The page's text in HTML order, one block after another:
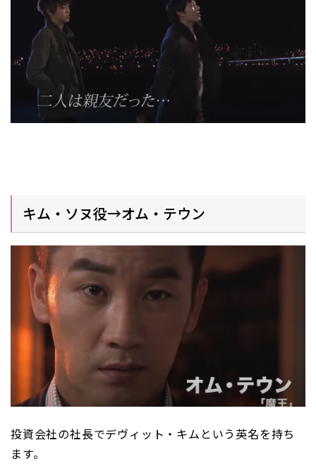
キム・ソヌ役→オム・テウン
投資会社の社長でデヴィット・キムという英名を持ち
ます。